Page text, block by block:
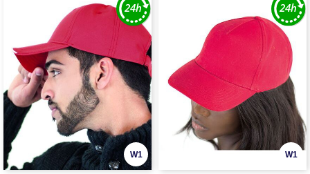
W1 W1